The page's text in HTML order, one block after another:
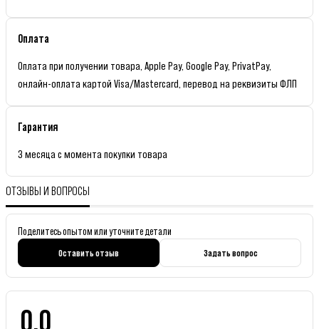
Оплата
Оплата при получении товара, Apple Pay, Google Pay, PrivatPay,
онлайн-оплата картой Visa/Mastercard, перевод на реквизиты ФЛП
Гарантия
3 месяца с момента покупки товара
ОТЗЫВЫ И ВОПРОСЫ
Поделитесь опытом или уточните детали
Оставить отзыв Задать вопрос
0.0